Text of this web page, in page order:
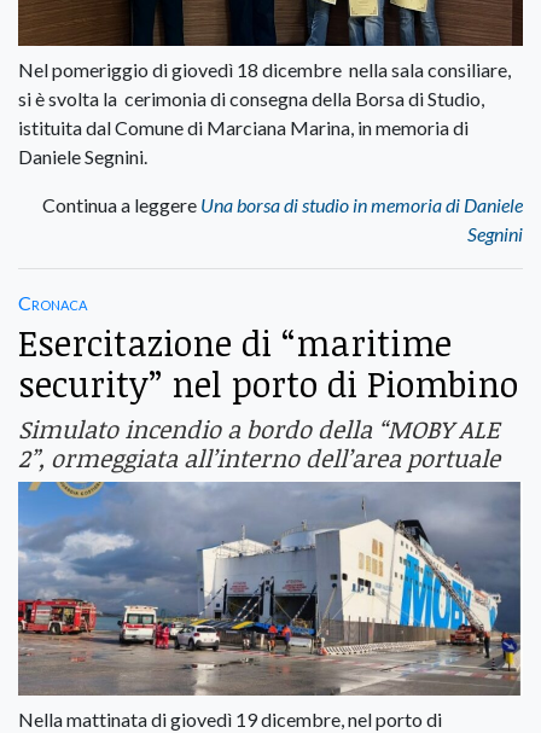
Nel pomeriggio di giovedì 18 dicembre nella sala consiliare,
si è svolta la cerimonia di consegna della Borsa di Studio,
istituita dal Comune di Marciana Marina, in memoria di
Daniele Segnini.
Continua a leggere Una borsa di studio in memoria di Daniele
Segnini
Cronaca
Esercitazione di “maritime
security” nel porto di Piombino
Simulato incendio a bordo della “MOBY ALE
2”, ormeggiata all’interno dell’area portuale
Nella mattinata di giovedì 19 dicembre, nel porto di